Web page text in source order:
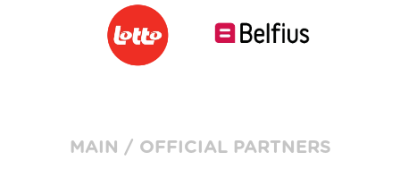
MAIN / OFFICIAL PARTNERS